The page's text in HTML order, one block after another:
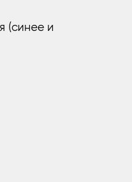
(синее и